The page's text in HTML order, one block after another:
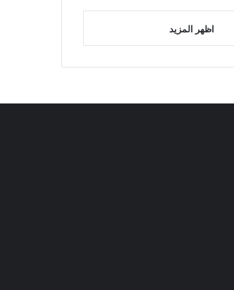
اظهر المزيد